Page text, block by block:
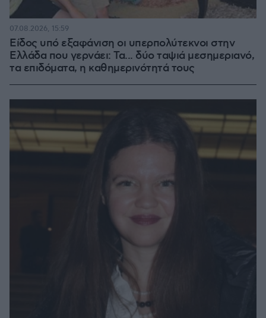
Είδος υπό εξαφάνιση οι υπερπολύτεκνοι στην
Ελλάδα που γερνάει: Τα... δύο ταψιά μεσημεριανό,
τα επιδόματα, η καθημερινότητά τους
07.08.2026, 15:59